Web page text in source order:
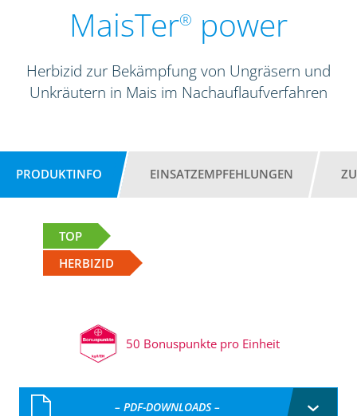
MaisTer® power
Herbizid zur Bekämpfung von Ungräsern und
Unkräutern in Mais im Nachauflaufverfahren
PRODUKTINFO EINSATZEMPFEHLUNGEN
TOP
HERBIZID
50 Bonuspunkte pro Einheit
– PDF-DOWNLOADS –